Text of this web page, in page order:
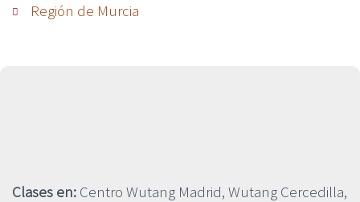
Región de Murcia
Clases en: Centro Wutang Madrid, Wutang Cercedilla,